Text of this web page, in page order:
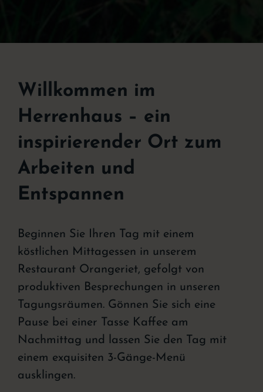
Willkommen im
Herrenhaus – ein
inspirierender Ort zum
Arbeiten und
Entspannen
Beginnen Sie Ihren Tag mit einem
köstlichen Mittagessen in unserem
Restaurant Orangeriet, gefolgt von
produktiven Besprechungen in unseren
Tagungsräumen. Gönnen Sie sich eine
Pause bei einer Tasse Kaffee am
Nachmittag und lassen Sie den Tag mit
einem exquisiten 3-Gänge-Menü
ausklingen.